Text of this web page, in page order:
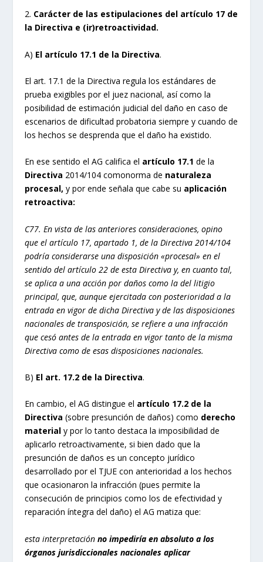
2. Carácter de las estipulaciones del artículo 17 de
la Directiva e (ir)retroactividad.
A) El artículo 17.1 de la Directiva.
El art. 17.1 de la Directiva regula los estándares de
prueba exigibles por el juez nacional, así como la
posibilidad de estimación judicial del daño en caso de
escenarios de dificultad probatoria siempre y cuando de
los hechos se desprenda que el daño ha existido.
En ese sentido el AG califica el artículo 17.1 de la
Directiva 2014/104 comonorma de naturaleza
procesal,y por ende señala que cabe su aplicación
retroactiva:
C77. En vista de las anteriores consideraciones, opino
que el artículo 17, apartado 1, de la Directiva 2014/104
podría considerarse una disposición «procesal» en el
sentido del artículo 22 de esta Directiva y, en cuanto tal,
se aplica a una acción por daños como la del litigio
principal, que, aunque ejercitada con posterioridad a la
entrada en vigor de dicha Directiva y de las disposiciones
nacionales de transposición, se refiere a una infracción
que cesó antes de la entrada en vigor tanto de la misma
Directiva como de esas disposiciones nacionales.
B) El art. 17.2 de la Directiva.
En cambio, el AG distingue el artículo 17.2 de la
Directiva (sobre presunción de daños) como derecho
material y por lo tanto destaca la imposibilidad de
aplicarlo retroactivamente, si bien dado que la
presunción de daños es un concepto jurídico
desarrollado por el TJUE con anterioridad a los hechos
que ocasionaron la infracción (pues permite la
consecución de principios como los de efectividad y
reparación íntegra del daño) el AG matiza que:
esta interpretaciónno impediría en absoluto a los
órganos jurisdiccionales nacionales aplicar